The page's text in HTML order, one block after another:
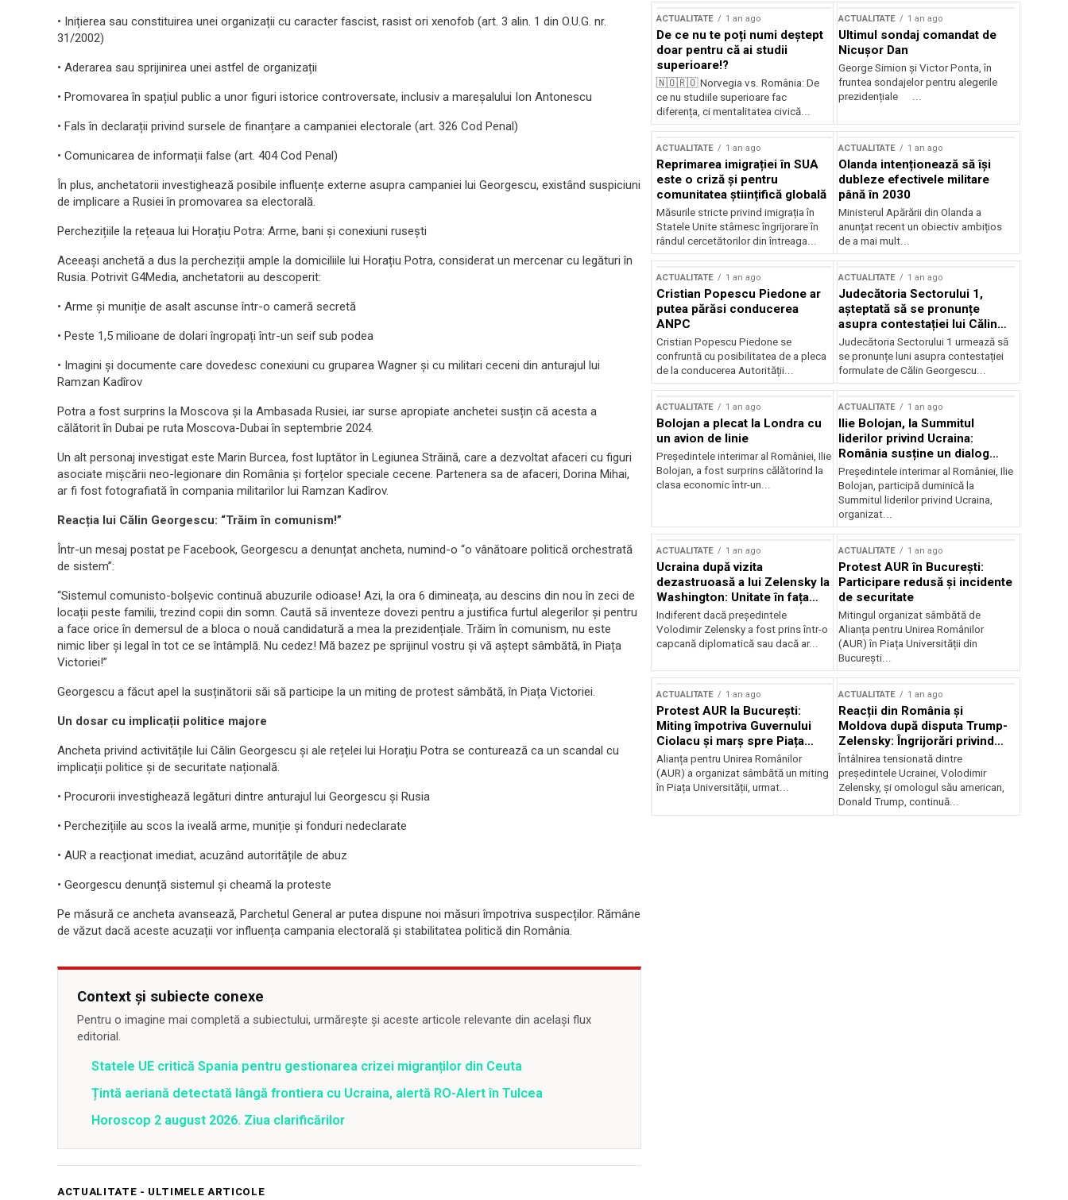
• Inițierea sau constituirea unei organizații cu caracter fascist, rasist ori xenofob (art. 3 alin. 1 din O.U.G. nr.
31/2002)
• Aderarea sau sprijinirea unei astfel de organizații
• Promovarea în spațiul public a unor figuri istorice controversate, inclusiv a mareșalului Ion Antonescu
• Fals în declarații privind sursele de finanțare a campaniei electorale (art. 326 Cod Penal)
• Comunicarea de informații false (art. 404 Cod Penal)
În plus, anchetatorii investighează posibile influențe externe asupra campaniei lui Georgescu, existând suspiciuni
de implicare a Rusiei în promovarea sa electorală.
Perchezițiile la rețeaua lui Horațiu Potra: Arme, bani și conexiuni rusești
Aceeași anchetă a dus la percheziții ample la domiciliile lui Horațiu Potra, considerat un mercenar cu legături în
Rusia. Potrivit G4Media, anchetatorii au descoperit:
• Arme și muniție de asalt ascunse într-o cameră secretă
• Peste 1,5 milioane de dolari îngropați într-un seif sub podea
• Imagini și documente care dovedesc conexiuni cu gruparea Wagner și cu militari ceceni din anturajul lui
Ramzan Kadîrov
Potra a fost surprins la Moscova și la Ambasada Rusiei, iar surse apropiate anchetei susțin că acesta a
călătorit în Dubai pe ruta Moscova-Dubai în septembrie 2024.
Un alt personaj investigat este Marin Burcea, fost luptător în Legiunea Străină, care a dezvoltat afaceri cu figuri
asociate mişcării neo-legionare din România și forțelor speciale cecene. Partenera sa de afaceri, Dorina Mihai,
ar fi fost fotografiată în compania militarilor lui Ramzan Kadîrov.
Reacția lui Călin Georgescu: “Trăim în comunism!”
Într-un mesaj postat pe Facebook, Georgescu a denunțat ancheta, numind-o “o vânătoare politică orchestrată
de sistem”:
“Sistemul comunisto-bolșevic continuă abuzurile odioase! Azi, la ora 6 dimineața, au descins din nou în zeci de
locații peste familii, trezind copii din somn. Caută să inventeze dovezi pentru a justifica furtul alegerilor și pentru
a face orice în demersul de a bloca o nouă candidatură a mea la prezidențiale. Trăim în comunism, nu este
nimic liber și legal în tot ce se întâmplă. Nu cedez! Mă bazez pe sprijinul vostru și vă aștept sâmbătă, în Piața
Victoriei!”
Georgescu a făcut apel la susținătorii săi să participe la un miting de protest sâmbătă, în Piața Victoriei.
Un dosar cu implicații politice majore
Ancheta privind activitățile lui Călin Georgescu și ale rețelei lui Horațiu Potra se conturează ca un scandal cu
implicații politice și de securitate națională.
• Procurorii investighează legături dintre anturajul lui Georgescu și Rusia
• Perchezițiile au scos la iveală arme, muniție și fonduri nedeclarate
• AUR a reacționat imediat, acuzând autoritățile de abuz
• Georgescu denunță sistemul și cheamă la proteste
Pe măsură ce ancheta avansează, Parchetul General ar putea dispune noi măsuri împotriva suspecților. Rămâne
de văzut dacă aceste acuzații vor influența campania electorală și stabilitatea politică din România.
Context și subiecte conexe
Pentru o imagine mai completă a subiectului, urmărește și aceste articole relevante din același flux
editorial.
Statele UE critică Spania pentru gestionarea crizei migranților din Ceuta
Țintă aeriană detectată lângă frontiera cu Ucraina, alertă RO-Alert în Tulcea
Horoscop 2 august 2026. Ziua clarificărilor
ACTUALITATE 1 an ago
De ce nu te poți numi deștept
doar pentru că ai studii
superioare!?
🇳🇴🇷🇴 Norvegia vs. România: De
ce nu studiile superioare fac
diferența, ci mentalitatea civică...
ACTUALITATE 1 an ago
Ultimul sondaj comandat de
Nicușor Dan
George Simion și Victor Ponta, în
fruntea sondajelor pentru alegerile
prezidențiale ...
ACTUALITATE 1 an ago
Reprimarea imigrației în SUA
este o criză și pentru
comunitatea științifică globală
Măsurile stricte privind imigrația în
Statele Unite stârnesc îngrijorare în
rândul cercetătorilor din întreaga...
ACTUALITATE 1 an ago
Olanda intenționează să își
dubleze efectivele militare
până în 2030
Ministerul Apărării din Olanda a
anunțat recent un obiectiv ambițios
de a mai mult...
ACTUALITATE 1 an ago
Cristian Popescu Piedone ar
putea părăsi conducerea
ANPC
Cristian Popescu Piedone se
confruntă cu posibilitatea de a pleca
de la conducerea Autorității...
ACTUALITATE 1 an ago
Judecătoria Sectorului 1,
așteptată să se pronunțe
asupra contestației lui Călin
Georgescu privind controlul
judiciar
Judecătoria Sectorului 1 urmează să
se pronunțe luni asupra contestației
formulate de Călin Georgescu...
ACTUALITATE 1 an ago
Bolojan a plecat la Londra cu
un avion de linie
Președintele interimar al României, Ilie
Bolojan, a fost surprins călătorind la
clasa economic într-un...
ACTUALITATE 1 an ago
Ilie Bolojan, la Summitul
liderilor privind Ucraina:
România susține un dialog
transatlantic pentru securitate
și stabilitate
Președintele interimar al României, Ilie
Bolojan, participă duminică la
Summitul liderilor privind Ucraina,
organizat...
ACTUALITATE 1 an ago
Ucraina după vizita
dezastruoasă a lui Zelensky la
Washington: Unitate în fața
incertitudinii
Indiferent dacă președintele
Volodimir Zelensky a fost prins într-o
capcană diplomatică sau dacă ar...
ACTUALITATE 1 an ago
Protest AUR în București:
Participare redusă și incidente
de securitate
Mitingul organizat sâmbătă de
Alianța pentru Unirea Românilor
(AUR) în Piața Universității din
București...
ACTUALITATE 1 an ago
Protest AUR la București:
Miting împotriva Guvernului
Ciolacu și marș spre Piața
Victoriei
Alianța pentru Unirea Românilor
(AUR) a organizat sâmbătă un miting
în Piața Universității, urmat...
ACTUALITATE 1 an ago
Reacții din România și
Moldova după disputa Trump-
Zelensky: Îngrijorări privind
securitatea regională
Întâlnirea tensionată dintre
președintele Ucrainei, Volodimir
Zelensky, și omologul său american,
Donald Trump, continuă...
ACTUALITATE - ULTIMELE ARTICOLE